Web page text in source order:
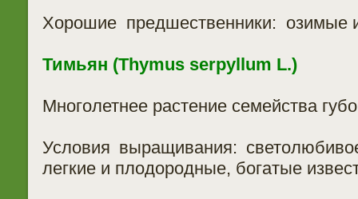
Хорошие предшественники: озимые
Тимьян (Thymus serpyllum L.)
Многолетнее растение семейства
Условия выращивания:
легкие и плодородные, богатые